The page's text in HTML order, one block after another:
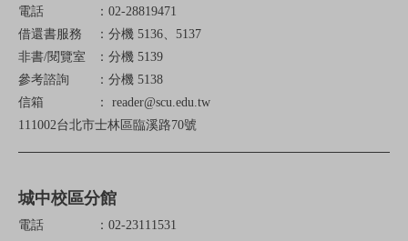
電話
：02-28819471
借還書服務
：分機 5136、5137
非書/閱覽室
：分機 5139
參考諮詢
：分機 5138
信箱
： reader@scu.edu.tw
111002台北市士林區臨溪路70號
城中校區分館
電話
：02-23111531